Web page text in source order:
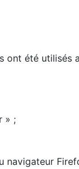
ont été utilisés
» ;
navigateur